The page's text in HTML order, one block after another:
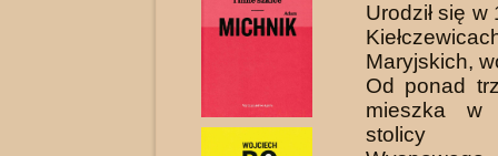
Urodził się
Maryjskich,
Od ponad
mieszka w
stolicy